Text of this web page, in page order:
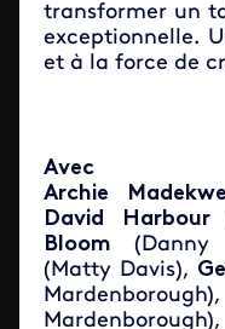
transformer un
exceptionnelle.
et à la force de
Avec
Archie
David Harbour
Bloom (Danny
(Matty Davis),
Mardenborough),
Mardenborough),